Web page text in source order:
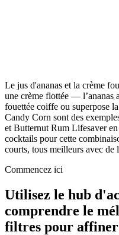
Le jus d'ananas et la crème
une crème flottée — l’ananas
fouettée coiffe ou superpose
Candy Corn sont des
et Butternut Rum Lifesaver
cocktails pour cette
courts, tous meilleurs avec de
Commencez ici
Utilisez le hub
comprendre le
filtres pour affiner